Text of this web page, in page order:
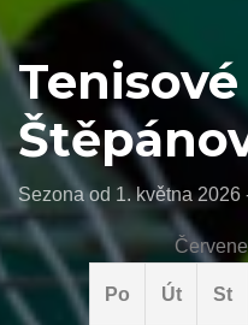
Sezona od 1. května 2026
Po Út St